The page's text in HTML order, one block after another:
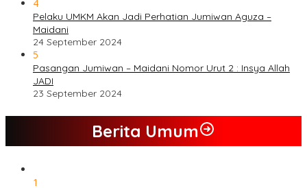
4
Pelaku UMKM Akan Jadi Perhatian Jumiwan Aguza –
Maidani
24 September 2024
5
Pasangan Jumiwan – Maidani Nomor Urut 2 : Insya Allah
JADI
23 September 2024
Berita Umum
1